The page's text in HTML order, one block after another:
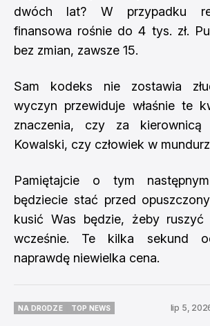
dwóch lat? W przypadku
finansowa rośnie do 4 tys. zł.
bez zmian, zawsze 15.
Sam kodeks nie zostawia
wyczyn przewiduje właśnie te
znaczenia, czy za kierownicą
Kowalski, czy człowiek w
Pamiętajcie o tym
będziecie stać przed
kusić Was będzie, żeby
wcześnie. Te kilka sekund
naprawdę niewielka cena.
NA DRODZE
TOP NEWS
lip 5,